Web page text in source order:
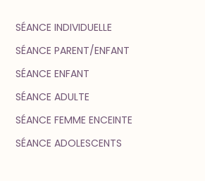
SÉANCE INDIVIDUELLE
SÉANCE PARENT/ENFANT
SÉANCE ENFANT
SÉANCE ADULTE
SÉANCE FEMME ENCEINTE
SÉANCE ADOLESCENTS